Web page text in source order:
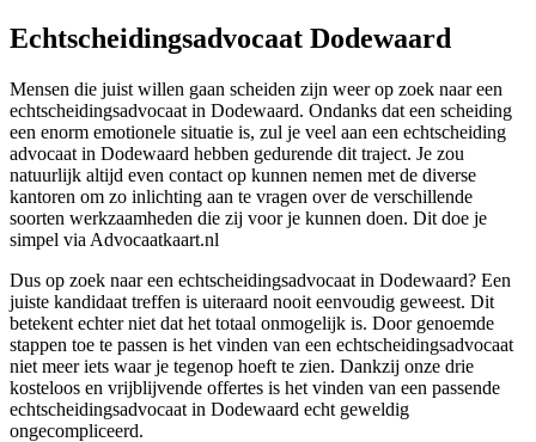
Echtscheidingsadvocaat Dodewaard
Mensen die juist willen gaan scheiden zijn weer op zoek naar een
echtscheidingsadvocaat in Dodewaard. Ondanks dat een scheiding
een enorm emotionele situatie is, zul je veel aan een echtscheiding
advocaat in Dodewaard hebben gedurende dit traject. Je zou
natuurlijk altijd even contact op kunnen nemen met de diverse
kantoren om zo inlichting aan te vragen over de verschillende
soorten werkzaamheden die zij voor je kunnen doen. Dit doe je
simpel via Advocaatkaart.nl
Dus op zoek naar een echtscheidingsadvocaat in Dodewaard? Een
juiste kandidaat treffen is uiteraard nooit eenvoudig geweest. Dit
betekent echter niet dat het totaal onmogelijk is. Door genoemde
stappen toe te passen is het vinden van een echtscheidingsadvocaat
niet meer iets waar je tegenop hoeft te zien. Dankzij onze drie
kosteloos en vrijblijvende offertes is het vinden van een passende
echtscheidingsadvocaat in Dodewaard echt geweldig
ongecompliceerd.